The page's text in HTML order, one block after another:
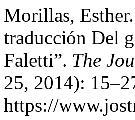
Morillas,
traducción Del
Faletti”. The
25, 2014):
https://